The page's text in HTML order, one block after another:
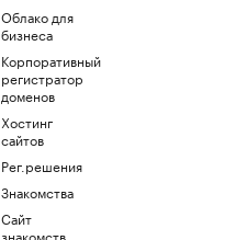
Облако для
бизнеса
Корпоративный
регистратор
доменов
Хостинг
сайтов
Рег.решения
Знакомства
Сайт
знакомств